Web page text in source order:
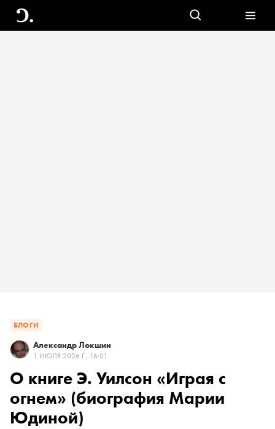
БЛОГИ
Александр Локшин
1 ИЮЛЯ 2026 Г., 16:01
О книге Э. Уилсон «Играя с
огнем» (биография Марии
Юдиной)